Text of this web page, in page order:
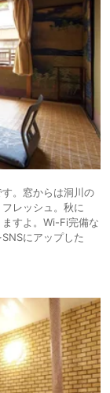
。窓からは洞川の
レッシュ。秋に
すよ。Wi-Fi完備な
にアップした